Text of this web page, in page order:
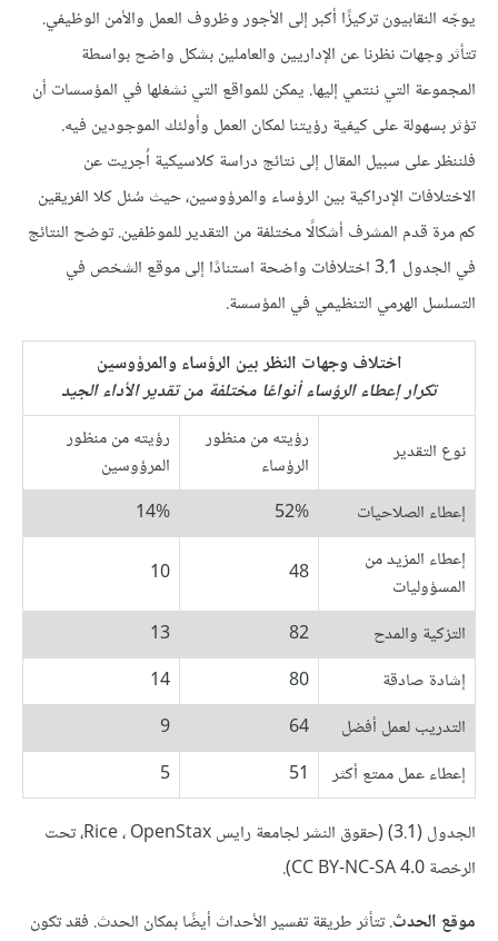
يوجّه النقابيون تركيزًا أكبر إلى الأجور وظروف العمل والأمن الوظيفي.
تتأثر وجهات نظرنا عن الإداريين والعاملين بشكل واضح بواسطة
المجموعة التي ننتمي إليها. يمكن للمواقع التي نشغلها في المؤسسات أن
تؤثر بسهولة على كيفية رؤيتنا لمكان العمل وأولئك الموجودين فيه.
فلننظر على سبيل المقال إلى نتائج دراسة كلاسيكية اُجريت عن
الاختلافات الإدراكية بين الرؤساء والمرؤوسين، حيث سُئل كلا الفريقين
كم مرة قدم المشرف أشكالًا مختلفة من التقدير للموظفين. توضح النتائج
في الجدول 3.1 اختلافات واضحة استنادًا إلى موقع الشخص في
التسلسل الهرمي التنظيمي في المؤسسة.
اختلاف وجهات النظر بين الرؤساء والمرؤوسين
تكرار إعطاء الرؤساء أنواعًا مختلفة من تقدير الأداء الجيد
نوع التقدير
رؤيته من منظور
الرؤساء
رؤيته من منظور
المرؤوسين
إعطاء الصلاحيات
52%
14%
إعطاء المزيد من
المسؤوليات
48
10
التزكية والمدح 82
13
إشادة صادقة
80
14
التدريب لعمل أفضل
64
9
إعطاء عمل ممتع أكثر
51
5
الجدول (3.1) (حقوق النشر لجامعة رايس Rice ، OpenStax، تحت
الرخصة CC BY-NC-SA 4.0).
موقع الحدث. تتأثر طريقة تفسير الأحداث أيضًا بمكان الحدث. فقد تكون